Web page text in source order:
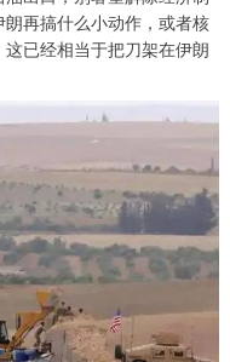
再搞什么小动作，或者核
已经相当于把刀架在伊朗